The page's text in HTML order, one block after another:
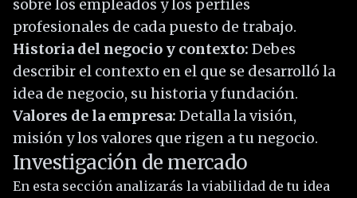
sobre los empleados y los perfiles
profesionales de cada puesto de trabajo.
Historia del negocio y contexto: Debes
describir el contexto en el que se desarrolló la
idea de negocio, su historia y fundación.
Valores de la empresa: Detalla la visión,
misión y los valores que rigen a tu negocio.
Investigación de mercado
En esta sección analizarás la viabilidad de tu idea